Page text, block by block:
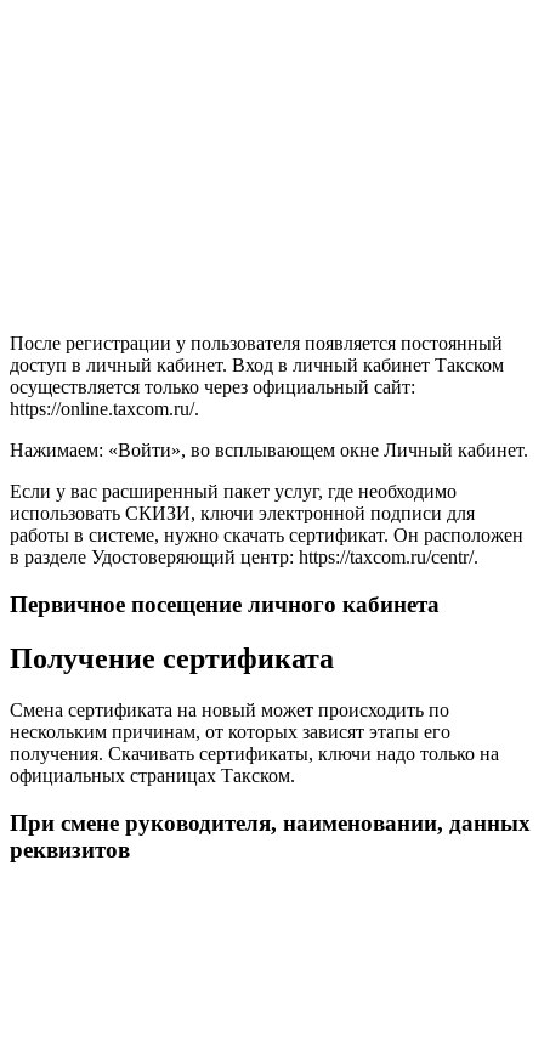
После регистрации у пользователя появляется постоянный
доступ в личный кабинет. Вход в личный кабинет Такском
осуществляется только через официальный сайт:
https://online.taxcom.ru/.
Нажимаем: «Войти», во всплывающем окне Личный кабинет.
Если у вас расширенный пакет услуг, где необходимо
использовать СКИЗИ, ключи электронной подписи для
работы в системе, нужно скачать сертификат. Он расположен
в разделе Удостоверяющий центр: https://taxcom.ru/centr/.
Первичное посещение личного кабинета
Получение сертификата
Смена сертификата на новый может происходить по
нескольким причинам, от которых зависят этапы его
получения. Скачивать сертификаты, ключи надо только на
официальных страницах Такском.
При смене руководителя, наименовании, данных
реквизитов